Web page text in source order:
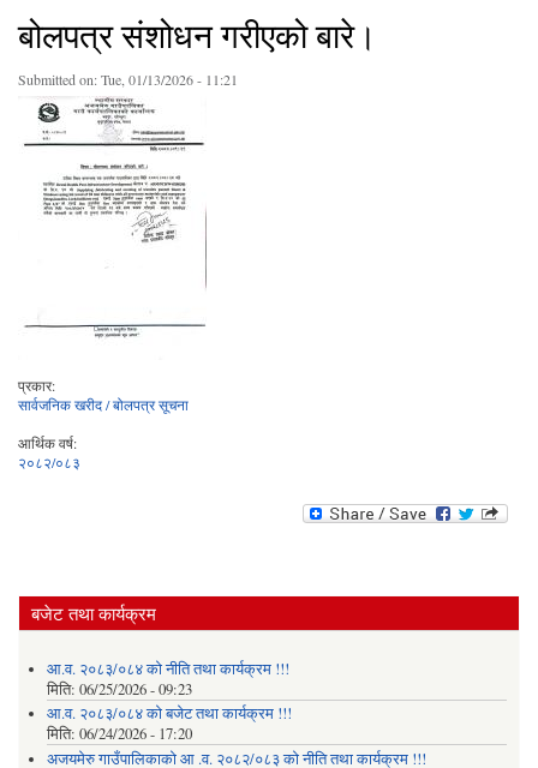
बोलपत्र संशोधन गरीएको बारे।
Submitted on:Tue, 01/13/2026 - 11:21
प्रकार:
सार्वजनिक खरीद / बोलपत्र सूचना
आर्थिक वर्ष:
२०८२/०८३
बजेट तथा कार्यक्रम
आ.व. २०८३/०८४ को नीति तथा कार्यक्रम !!!
मिति: 06/25/2026 - 09:23
आ.व. २०८३/०८४ को बजेट तथा कार्यक्रम !!!
मिति: 06/24/2026 - 17:20
अजयमेरु गाउँपालिकाको आ .व. २०८२/०८३ को नीति तथा कार्यक्रम !!!